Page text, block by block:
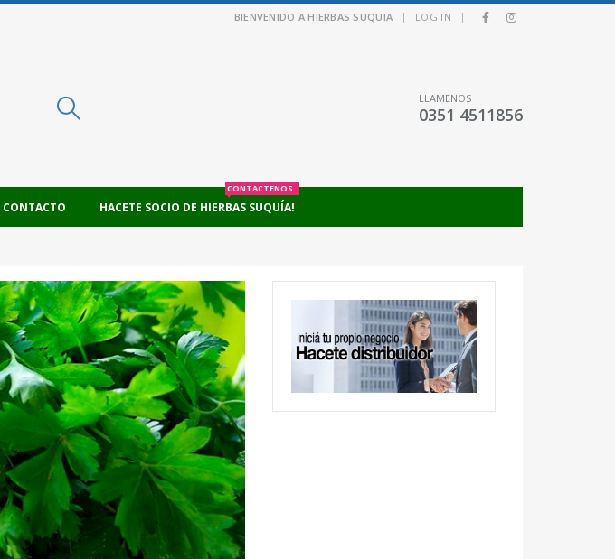
BIENVENIDO A HIERBAS SUQUIA | LOG IN |
LLAMENOS
0351 4511856
CONTACTO HACETE SOCIO DE HIERBAS SUQUÍA!
CONTACTENOS